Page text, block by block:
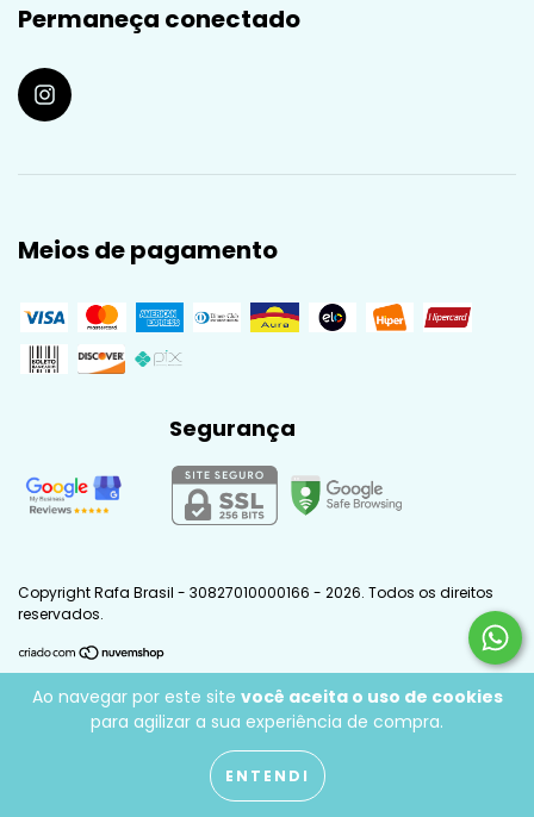
Ao navegar por este site você aceita o uso de cookies
para agilizar a sua experiência de compra.
ENTENDI
Permaneça conectado
Meios de pagamento
Segurança
Copyright Rafa Brasil - 30827010000166 - 2026. Todos os direitos
reservados.